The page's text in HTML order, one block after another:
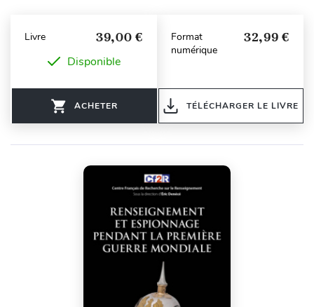
Livre 39,00 €
Disponible
ACHETER
Format
numérique
32,99 €
TÉLÉCHARGER LE LIVRE